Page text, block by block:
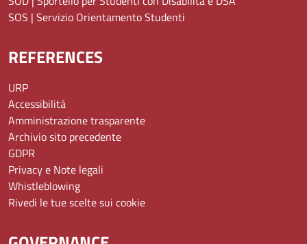
SOS | Servizio Orientamento Studenti
REFERENCES
URP
Accessibilità
Amministrazione trasparente
Archivio sito precedente
GDPR
Privacy e Note legali
Whistleblowing
Rivedi le tue scelte sui cookie